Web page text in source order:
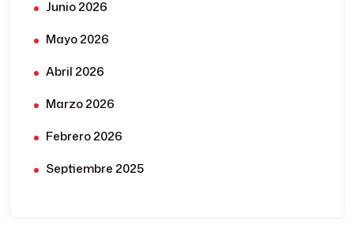
Junio 2026
Mayo 2026
Abril 2026
Marzo 2026
Febrero 2026
Septiembre 2025